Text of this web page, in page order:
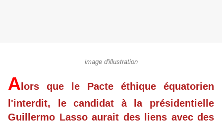
image d'illustration
A lors que le Pacte éthique équatorien
l'interdit, le candidat à la présidentielle
Guillermo Lasso aurait des liens avec des